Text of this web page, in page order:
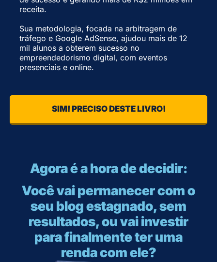
receita.
Sua metodologia, focada na arbitragem de
tráfego e Google AdSense, ajudou mais de 12
mil alunos a obterem sucesso no
empreendedorismo digital, com eventos
presenciais e online.
SIM! PRECISO DESTE LIVRO!
Agora é a hora de decidir:
Você vai permanecer com o
seu blog estagnado, sem
resultados, ou vai investir
para finalmente ter uma
renda com ele?